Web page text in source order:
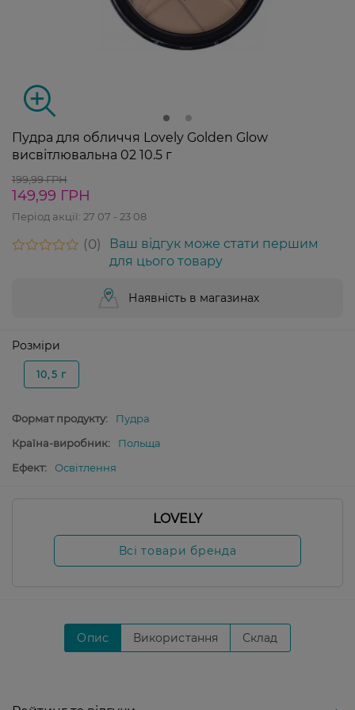
Пудра для обличчя Lovely Golden Glow
висвітлювальна 02 10.5 г
199,99 ГРН
149,99 ГРН
Період акції: 27 07 - 23 08
0
Ваш відгук може стати першим
для цього товару
Наявність в магазинах
Розміри
10,5 г
Формат продукту:
Пудра
Країна-виробник:
Польща
Ефект:
Освітлення
LOVELY
Всі товари бренда
Опис Використання Склад